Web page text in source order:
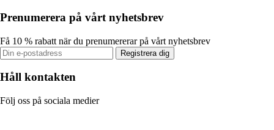
Prenumerera på vårt nyhetsbrev
Få 10 % rabatt när du prenumererar på vårt nyhetsbrev
Registrera dig
Håll kontakten
Följ oss på sociala medier